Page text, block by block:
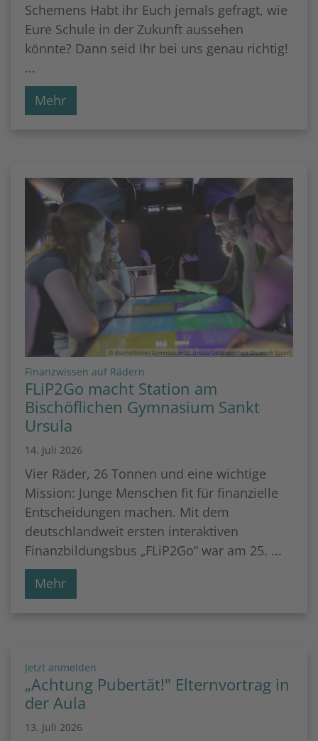
Schemens Habt ihr Euch jemals gefragt, wie
Eure Schule in der Zukunft aussehen
könnte? Dann seid Ihr bei uns genau richtig!
...
Mehr
© Bischöfliches Gymnasium St. Ursula Geilenkirchen (Dominik Esser)
Finanzwissen auf Rädern
FLiP2Go macht Station am
Bischöflichen Gymnasium Sankt
Ursula
14. Juli 2026
Vier Räder, 26 Tonnen und eine wichtige
Mission: Junge Menschen fit für finanzielle
Entscheidungen machen. Mit dem
deutschlandweit ersten interaktiven
Finanzbildungsbus „FLiP2Go“ war am 25. ...
Mehr
Jetzt anmelden
„Achtung Pubertät!" Elternvortrag in
der Aula
13. Juli 2026